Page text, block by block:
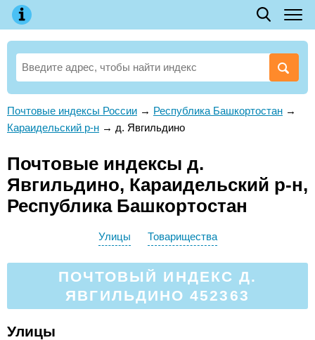
Почтовые индексы России → Республика Башкортостан →
Караидельский р-н → д. Явгильдино
Почтовые индексы д.
Явгильдино, Караидельский р-н,
Республика Башкортостан
Улицы Товарищества
ПОЧТОВЫЙ ИНДЕКС Д.
ЯВГИЛЬДИНО 452363
Улицы